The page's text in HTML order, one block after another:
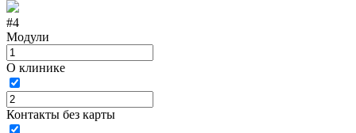
#4
Модули
О клинике
Контакты без карты